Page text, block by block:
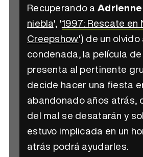
Recuperando a
niebla', '1997: Rescate en
Creepshow') de un
condenada, la película
presenta al pertinente
decide hacer una fiesta
abandonado años atrás,
del mal se desatarán y
estuvo implicada en un
atrás podrá ayudarles.